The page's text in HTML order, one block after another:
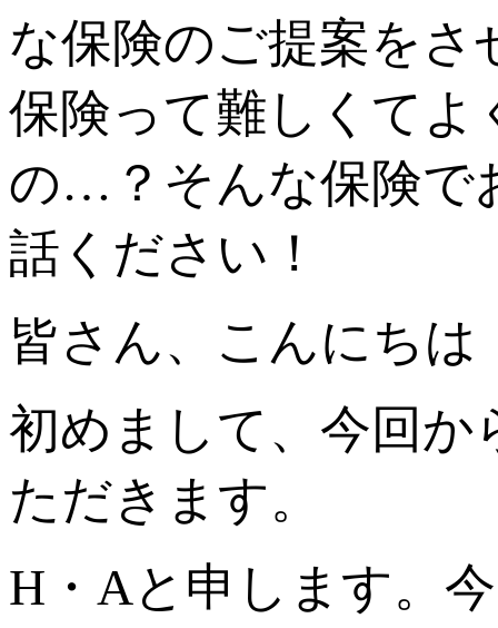
な保険のご提案を
保険って難しくて
の…？そんな保険で
話ください！
皆さん、こんにちは
初めまして、今回
ただきます。
H・Aと申します。